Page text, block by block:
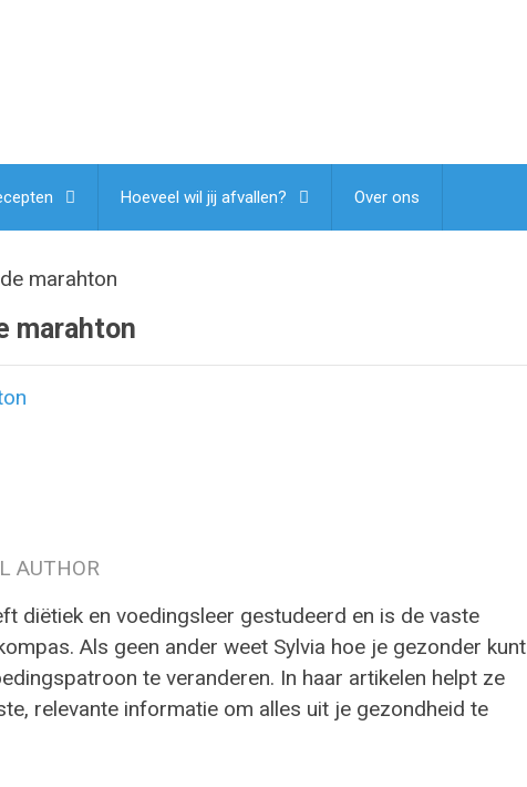
Hoeveel wil jij afvallen? Over ons
marahton
marahton
AUTHOR
diëtiek en voedingsleer gestudeerd en is de vaste
Als geen ander weet Sylvia hoe je gezonder kunt
te veranderen. In haar artikelen helpt ze
relevante informatie om alles uit je gezondheid te